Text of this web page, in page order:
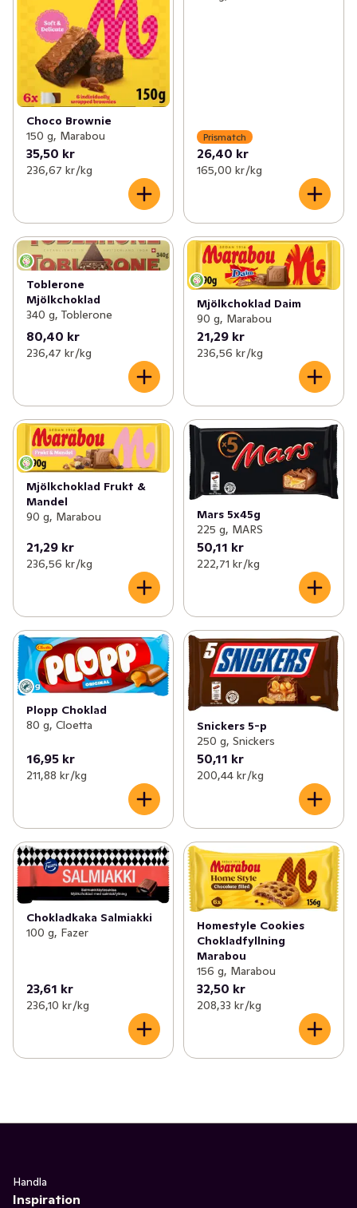
Choco Brownie
150 g, Marabou
35,50 kr
236,67 kr /kg
Prismatch
26,40 kr
165,00 kr /kg
Toblerone
Mjölkchoklad
340 g, Toblerone
80,40 kr
236,47 kr /kg
Mjölkchoklad Daim
90 g, Marabou
21,29 kr
236,56 kr /kg
Mjölkchoklad Frukt &
Mandel
90 g, Marabou
21,29 kr
236,56 kr /kg
Mars 5x45g
225 g, MARS
50,11 kr
222,71 kr /kg
Plopp Choklad
80 g, Cloetta
16,95 kr
211,88 kr /kg
Snickers 5-p
250 g, Snickers
50,11 kr
200,44 kr /kg
Chokladkaka Salmiakki
100 g, Fazer
23,61 kr
236,10 kr /kg
Homestyle Cookies
Chokladfyllning
Marabou
156 g, Marabou
32,50 kr
208,33 kr /kg
Handla
Inspiration